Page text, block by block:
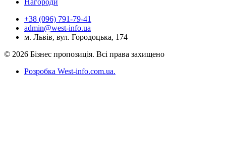
Нагороди
+38 (096) 791-79-41
admin@west-info.ua
м. Львів, вул. Городоцька, 174
© 2026 Бізнес пропозиція. Всі права захищено
Розробка West-info.com.ua.